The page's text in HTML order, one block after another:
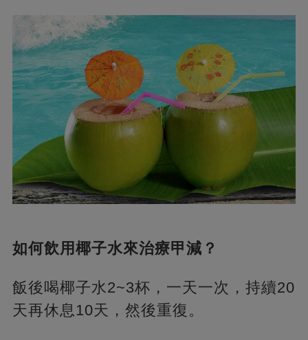
如何飲用椰子水來治療甲減？
飯後喝椰子水2~3杯，一天一次，持續20
天再休息10天，然後重復。